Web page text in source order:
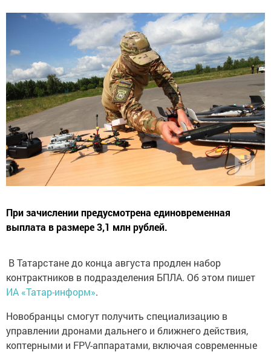
При зачислении предусмотрена единовременная
выплата в размере 3,1 млн рублей.
В Татарстане до конца августа продлен набор
контрактников в подразделения БПЛА. Об этом пишет
ИА «Татар-информ».
Новобранцы смогут получить специализацию в
управлении дронами дальнего и ближнего действия,
коптерными и FPV-аппаратами, включая современные